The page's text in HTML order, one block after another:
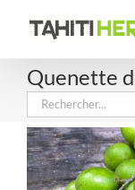
Quenette
Rechercher: